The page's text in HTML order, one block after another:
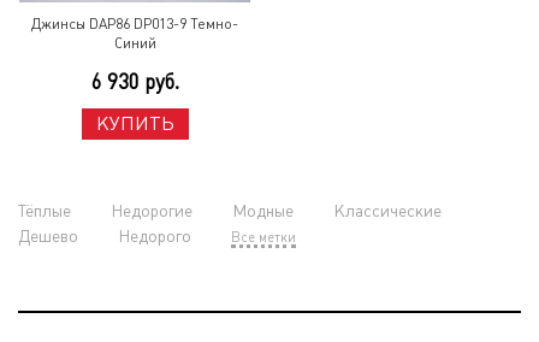
Джинсы DAP86 DP013-9 Темно-
Синий
6 930 руб.
КУПИТЬ
Тёплые Недорогие Модные
Классические
Дешево
Недорого Все метки